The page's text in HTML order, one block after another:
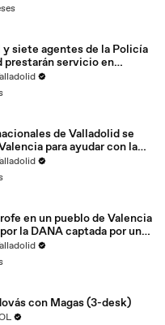
y siete agentes de la Policía
prestarán servicio en
la DANA
de Valladolid se
para ayudar con la
en un pueblo de Valencia
la DANA captada por un
vallisoletano
con Magas (3-desk)